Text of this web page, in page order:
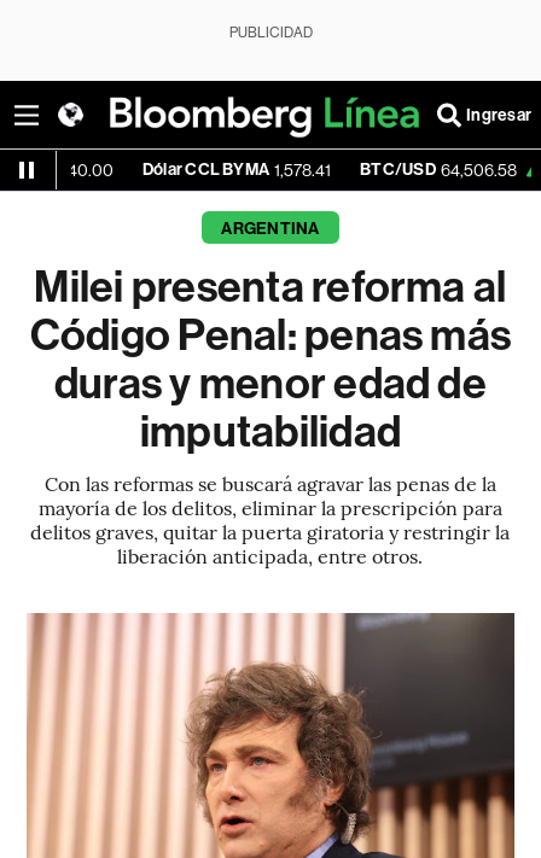
PUBLICIDAD
Ingresar
Dólar CCL BYMA 1,578.41 BTC/USD 64,506.58 +0.33%
ARGENTINA
Milei presenta reforma al
Código Penal: penas más
duras y menor edad de
imputabilidad
Con las reformas se buscará agravar las penas de la
mayoría de los delitos, eliminar la prescripción para
delitos graves, quitar la puerta giratoria y restringir la
liberación anticipada, entre otros.